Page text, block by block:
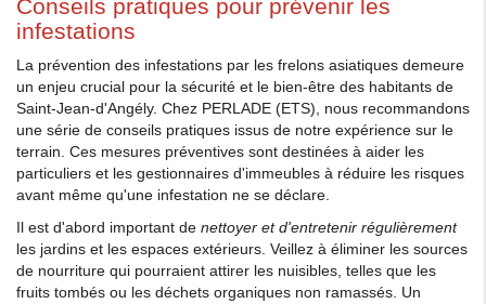
Conseils pratiques pour prévenir les
infestations
La prévention des infestations par les frelons asiatiques demeure
un enjeu crucial pour la sécurité et le bien-être des habitants de
Saint-Jean-d'Angély. Chez PERLADE (ETS), nous recommandons
une série de conseils pratiques issus de notre expérience sur le
terrain. Ces mesures préventives sont destinées à aider les
particuliers et les gestionnaires d'immeubles à réduire les risques
avant même qu'une infestation ne se déclare.
Il est d'abord important de nettoyer et d'entretenir régulièrement
les jardins et les espaces extérieurs. Veillez à éliminer les sources
de nourriture qui pourraient attirer les nuisibles, telles que les
fruits tombés ou les déchets organiques non ramassés. Un